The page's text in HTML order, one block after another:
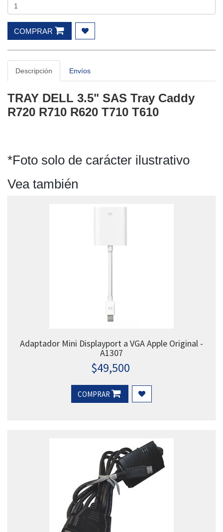
COMPRAR
Descripción Envíos
TRAY DELL 3.5" SAS Tray Caddy
R720 R710 R620 T710 T610
*Foto solo de carácter ilustrativo
Vea también
Adaptador Mini Displayport a VGA Apple Original -
A1307
$49,500
COMPRAR